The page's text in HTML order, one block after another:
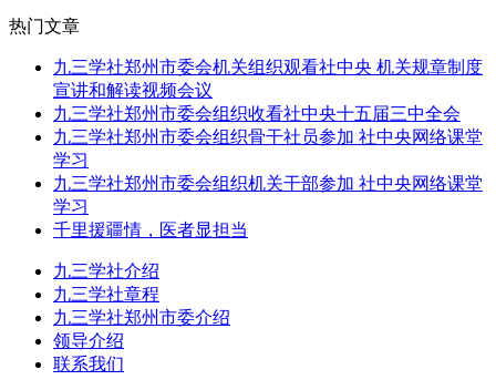
热门文章
九三学社郑州市委会机关组织观看社中央 机关规章制度
宣讲和解读视频会议
九三学社郑州市委会组织收看社中央十五届三中全会
九三学社郑州市委会组织骨干社员参加 社中央网络课堂
学习
九三学社郑州市委会组织机关干部参加 社中央网络课堂
学习
千里援疆情，医者显担当
九三学社介绍
九三学社章程
九三学社郑州市委介绍
领导介绍
联系我们